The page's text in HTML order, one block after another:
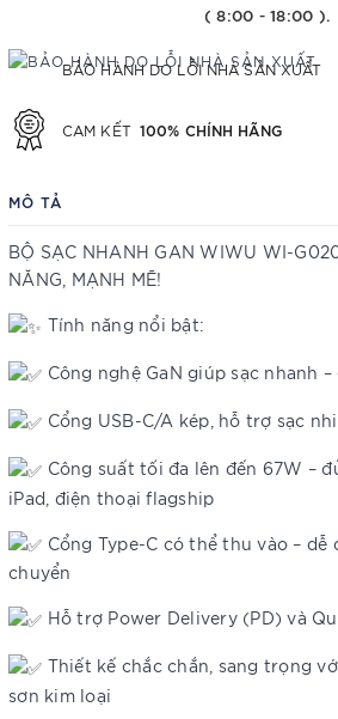
( 8:00 - 18:00 ).
BẢO HÀNH DO LỖI NHÀ SẢN XUẤT
CAM KẾT 100% CHÍNH HÃNG
MÔ TẢ
BỘ SẠC NHANH GAN WIWU WI-
NĂNG, MẠNH MẼ!
Tính năng nổi bật:
Công nghệ GaN giúp sạc nhanh
Cổng USB-C/A kép, hỗ trợ sạc
Công suất tối đa lên đến 67W –
iPad, điện thoại flagship
Cổng Type-C có thể thu vào –
chuyển
Hỗ trợ Power Delivery (PD) và
Thiết kế chắc chắn, sang trọng
sơn kim loại